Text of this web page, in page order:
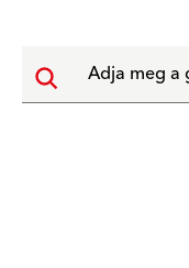
Adja meg a